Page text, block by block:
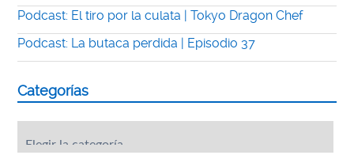
Podcast: El tiro por la culata | Tokyo Dragon Chef
Podcast: La butaca perdida | Episodio 37
Categorías